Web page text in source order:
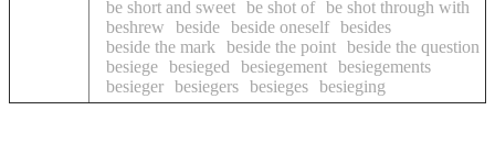
be short and sweet be shot of be shot through with
beshrew
beside beside oneself besides
beside the mark
beside the point beside the question
besiege besieged besiegement besiegements
besieger besiegers besieges besieging